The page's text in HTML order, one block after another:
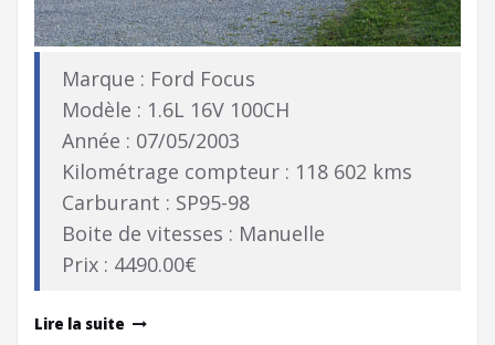
Marque : Ford Focus
Modèle : 1.6L 16V 100CH
Année : 07/05/2003
Kilométrage compteur : 118 602 kms
Carburant : SP95-98
Boite de vitesses : Manuelle
Prix : 4490.00€
Lire la suite